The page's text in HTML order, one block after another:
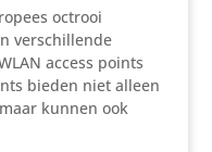
octrooi
verschillende
access points
bieden niet alleen
kunnen ook